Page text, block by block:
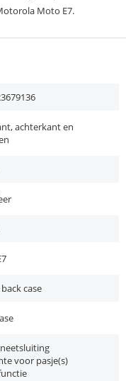
Moto E7.
achterkant en
case
voor pasje(s)